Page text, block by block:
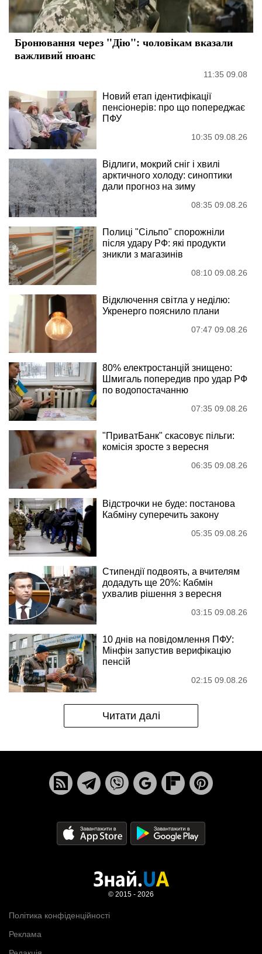
Бронювання через "Дію": чоловікам вказали
важливий нюанс
11:35 09.08
Новий етап ідентифікації
пенсіонерів: про що попереджає
ПФУ
10:35 09.08.26
Відлиги, мокрий сніг і хвилі
арктичного холоду: синоптики
дали прогноз на зиму
08:35 09.08.26
Полиці "Сільпо" спорожніли
після удару РФ: які продукти
зникли з магазинів
08:10 09.08.26
Відключення світла у неділю:
Укренерго пояснило плани
07:47 09.08.26
80% електростанцій знищено:
Шмигаль попередив про удар РФ
по водопостачанню
07:35 09.08.26
"ПриватБанк" скасовує пільги:
комісія зросте з вересня
06:35 09.08.26
Відстрочки не буде: постанова
Кабміну суперечить закону
05:35 09.08.26
Стипендії подвоять, а вчителям
додадуть ще 20%: Кабмін
ухвалив рішення з вересня
03:15 09.08.26
10 днів на повідомлення ПФУ:
Мінфін запустив верифікацію
пенсій
02:15 09.08.26
Читати далі
Політика конфіденційності
Реклама
© 2015 - 2026